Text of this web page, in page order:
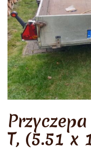
T, (5.51 x